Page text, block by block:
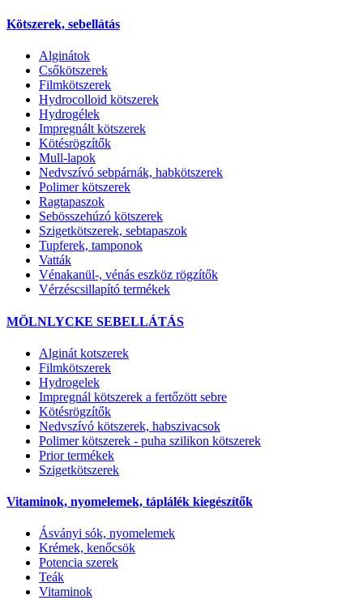
Kötszerek, sebellátás
Alginátok
Csőkötszerek
Filmkötszerek
Hydrocolloid kötszerek
Hydrogélek
Impregnált kötszerek
Kötésrögzítők
Mull-lapok
Nedvszívó sebpárnák, habkötszerek
Polimer kötszerek
Ragtapaszok
Sebösszehúzó kötszerek
Szigetkötszerek, sebtapaszok
Tupferek, tamponok
Vatták
Vénakanül-, vénás eszköz rögzítők
Vérzéscsillapító termékek
MÖLNLYCKE SEBELLÁTÁS
Alginát kotszerek
Filmkötszerek
Hydrogelek
Impregnál kötszerek a fertőzött sebre
Kötésrögzítők
Nedvszívó kötszerek, habszivacsok
Polimer kötszerek - puha szilikon kötszerek
Prior termékek
Szigetkötszerek
Vitaminok, nyomelemek, táplálék kiegészítők
Ásványi sók, nyomelemek
Krémek, kenőcsök
Potencia szerek
Teák
Vitaminok